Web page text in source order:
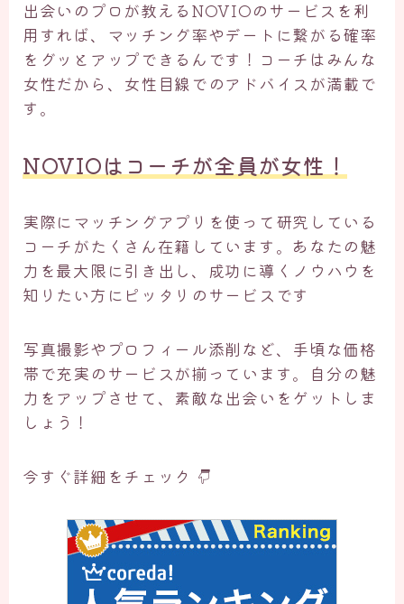
出会いのプロが教えるNOVIOのサービスを利
用すれば、マッチング率やデートに繋がる確率
をグッとアップできるんです！コーチはみんな
女性だから、女性目線でのアドバイスが満載で
す。
NOVIOはコーチが全員が女性！
実際にマッチングアプリを使って研究している
コーチがたくさん在籍しています。あなたの魅
力を最大限に引き出し、成功に導くノウハウを
知りたい方にピッタリのサービスです
写真撮影やプロフィール添削など、手頃な価格
帯で充実のサービスが揃っています。自分の魅
力をアップさせて、素敵な出会いをゲットしま
しょう！
今すぐ詳細をチェック